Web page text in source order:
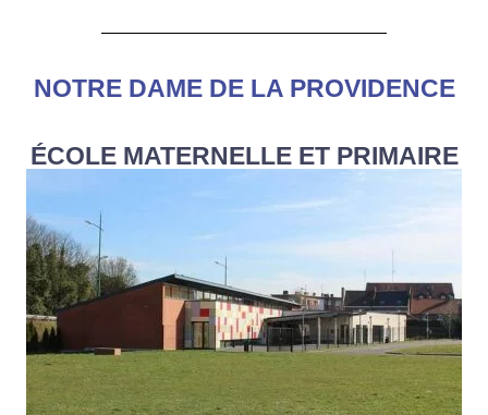
NOTRE DAME DE LA PROVIDENCE
ÉCOLE MATERNELLE ET PRIMAIRE